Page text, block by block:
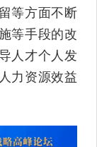
等方面不断
等手段的改
人才个人发
力资源效益